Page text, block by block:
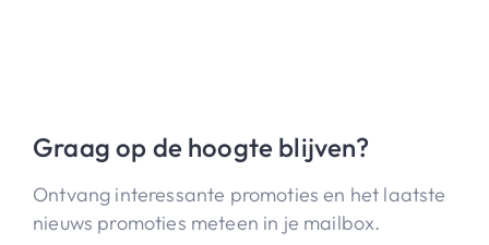
Graag op de hoogte blijven?
Ontvang interessante promoties en het laatste
nieuws promoties meteen in je mailbox.